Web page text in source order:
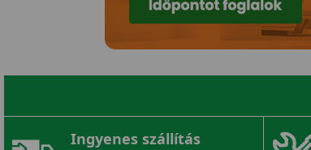
Ingyenes szállítás